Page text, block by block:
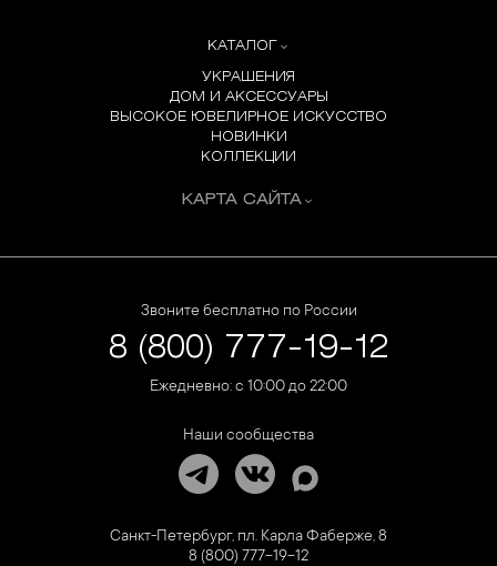
КАТАЛОГ
УКРАШЕНИЯ
ДОМ И АКСЕССУАРЫ
ВЫСОКОЕ ЮВЕЛИРНОЕ ИСКУССТВО
НОВИНКИ
КОЛЛЕКЦИИ
КАРТА САЙТА
Звоните бесплатно по России
8 (800) 777-19-12
Ежедневно: с 10:00 до 22:00
Наши сообщества
Санкт-Петербург, пл. Карла Фаберже, 8
8 (800) 777-19-12